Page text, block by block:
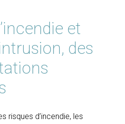
et
des
risques d’incendie, les